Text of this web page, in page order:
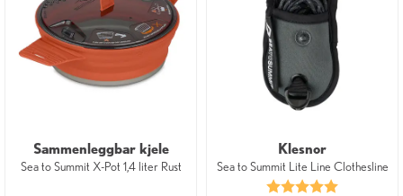
Sammenleggbar kjele
Sea to Summit X-Pot 1,4 liter Rust
Klesnor
Sea to Summit Lite Line Clothesline
Karakter: